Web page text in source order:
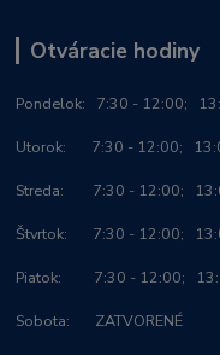
Otváracie hodiny
Pondelok: 7:30 - 12:00;
Utorok: 7:30 - 12:00;
Streda: 7:30 - 12:00;
Štvrtok: 7:30 - 12:00;
Piatok: 7:30 - 12:00;
Sobota: ZATVORENÉ